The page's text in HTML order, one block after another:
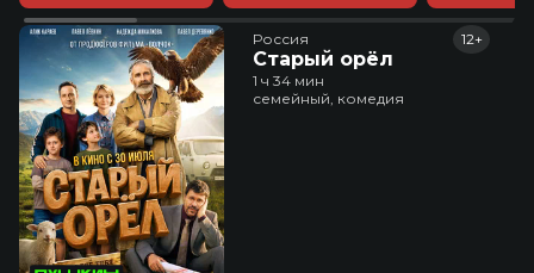
Россия
Старый орёл
12+
1 ч 34 мин
семейный, комедия